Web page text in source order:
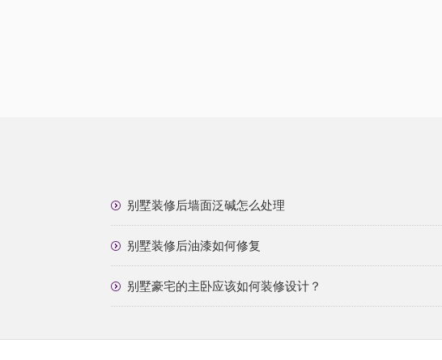
别墅装修后墙面泛碱怎么处理
别墅装修后油漆如何修复
别墅豪宅的主卧应该如何装修设计？